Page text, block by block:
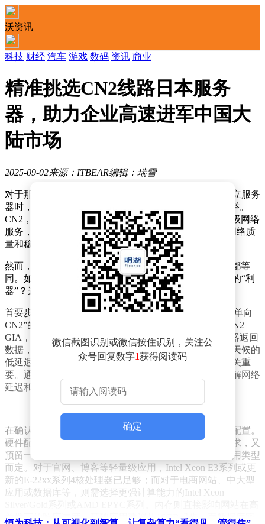
沃资讯
科技 财经 汽车 游戏 数码 资讯 商业
精准挑选CN2线路日本服务
器，助力企业高速进军中国大
陆市场
2025-09-02来源：ITBEAR编辑：瑞雪
对于那些瞄准中国大陆市场的企业而言，在选择日本独立服务
器时，加入“CN2线路”这一关键词，无疑是一个明智之举。
CN2，特别是其中的CN2 GIA，作为中国电信推出的顶级网络
服务，被誉为通往中国市场的“VIP通道”，以其卓越的网络质
量和稳定性，成为众多企业的首选。
然而，在CN2日本独立服务器的选择上，并非所有选项都等
同。如何在这片纷繁复杂的市场中，找到真正适合自己的“利
器”？这需要我们遵循一套系统的决策流程。
首要步骤是验证CN2的真实性。市场上不乏“伪CN2”或“单向
CN2”的宣传，因此，我们必须学会甄别。真正的双向CN2
GIA，意味着无论是从中国大陆访问服务器，还是服务器返回
数据，全程都行走在CN2 GIA这条精品网络上，确保全天候的
低延迟、低丢包率和高稳定性。为此，进行实际测试至关重
要。通过Ping测试和MTR路由追踪，我们可以直观地了解网络
延迟和路由路径，从而验证CN2的真实性。
在确认网络质量后，接下来需要考虑的是服务器的硬件配置。
硬件配置应基于业务需求进行量体裁衣，既满足当前需求，又
预留一定冗余。CPU作为业务的大脑，其选择需根据应用类型
而定。对于官网、博客等轻量级应用，Intel Xeon E3系列或更
新的E-22xx系列4核处理器已足够；而对于电商网站、中大型
应用或数据库等，则需选择更强计算能力的Intel Xeon
并发下的响应速度，基础应用建议从16GB起步，而数据库密
微信截图识别或微信按住识别，关注公
众号回复数字1获得阅读码
确定